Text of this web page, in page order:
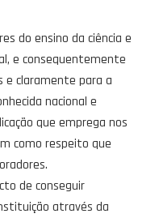
do ensino da ciência e
e consequentemente
e claramente para a
nacional e
que emprega nos
como respeito que
de conseguir
através da